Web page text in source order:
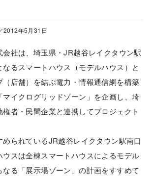
2012年5月31日
社は、埼玉県・JR越谷レイクタウン駅
るスマートハウス（モデルハウス）と
（店舗）を結ぶ電力・情報通信網を構築
イクログリッドゾーン」を企画し、埼
者・民間企業と連携してプロジェクト
られているJR越谷レイクタウン駅南口
ウスは全棟スマートハウスによるモデル
る「展示場ゾーン」の計画をすすめて